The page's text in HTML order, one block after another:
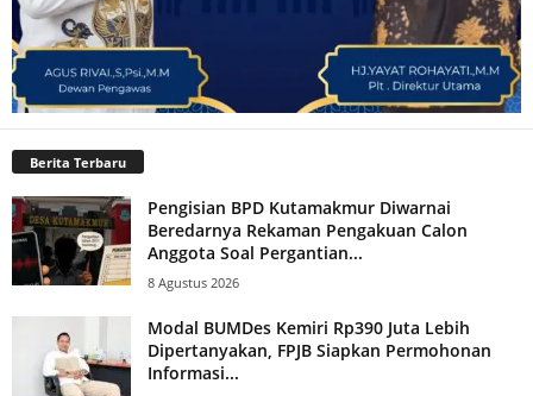
Berita Terbaru
Pengisian BPD Kutamakmur Diwarnai
Beredarnya Rekaman Pengakuan Calon
Anggota Soal Pergantian...
8 Agustus 2026
Modal BUMDes Kemiri Rp390 Juta Lebih
Dipertanyakan, FPJB Siapkan Permohonan
Informasi...